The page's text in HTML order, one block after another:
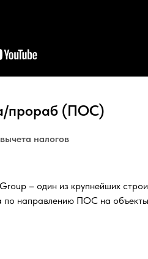
прораб (ПОС)
налогов
– один из крупнейших
по направлению ПОС на